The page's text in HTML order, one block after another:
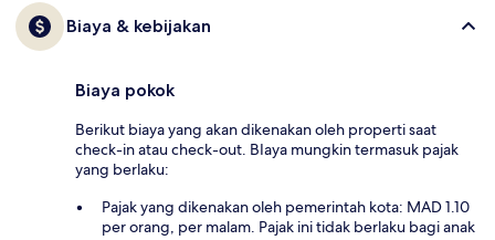
Biaya & kebijakan
Biaya pokok
Berikut biaya yang akan dikenakan oleh properti saat
check-in atau check-out. BIaya mungkin termasuk pajak
yang berlaku:
Pajak yang dikenakan oleh pemerintah kota: MAD 1.10
per orang, per malam. Pajak ini tidak berlaku bagi anak